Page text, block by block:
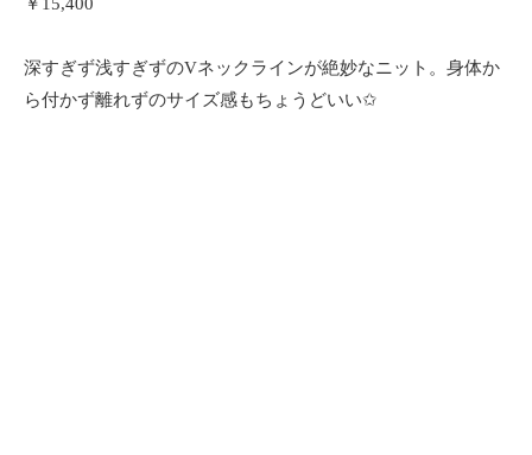
￥15,400
深すぎず浅すぎずのVネックラインが絶妙なニット。身体か
ら付かず離れずのサイズ感もちょうどいい✩